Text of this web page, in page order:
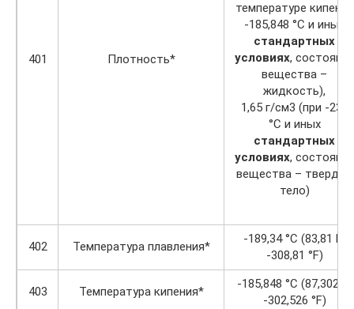
401 Плотность*
температуре кипения
-185,848 °C и иных
стандартных
условиях, состояние
вещества –
жидкость),
1,65 г/см3 (при -233
°C и иных
стандартных
условиях, состояние
вещества – твердое
тело)
402 Температура плавления*
-189,34 °C (83,81 K,
-308,81 °F)
403 Температура кипения*
-185,848 °C (87,302 K,
-302,526 °F)